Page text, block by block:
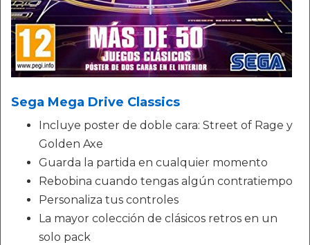
Sega Mega Drive Classics
Incluye poster de doble cara: Street of Rage y
Golden Axe
Guarda la partida en cualquier momento
Rebobina cuando tengas algún contratiempo
Personaliza tus controles
La mayor colección de clásicos retros en un
solo pack